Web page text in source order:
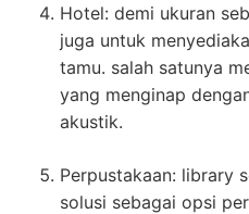
Hotel: demi ukuran
juga untuk
tamu. salah satunya
yang menginap
akustik.
Perpustakaan: library
solusi sebagai opsi